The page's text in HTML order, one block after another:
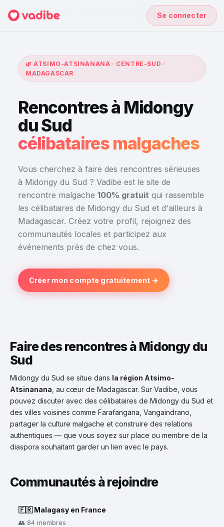
Se connecter
Accueil›Rencontres à Madagascar Midongy du Sud
🌿 ATSIMO-ATSINANANA · CENTRE-SUD ·
MADAGASCAR
Rencontres à Midongy
du Sud
célibataires malgaches
Vous cherchez à faire des rencontres sérieuses
à Midongy du Sud ? Vadibe est le site de
rencontre malgache 100% gratuit qui rassemble
les célibataires de Midongy du Sud et d'ailleurs à
Madagascar. Créez votre profil, rejoignez des
communautés locales et participez aux
événements près de chez vous.
Créer mon compte gratuitement →
Faire des rencontres à Midongy du
Sud
Midongy du Sud se situe dans la région Atsimo-
Atsinanana , au cœur de Madagascar. Sur Vadibe, vous
pouvez discuter avec des célibataires de Midongy du Sud et
des villes voisines comme Farafangana, Vangaindrano,
partager la culture malgache et construire des relations
authentiques — que vous soyez sur place ou membre de la
diaspora souhaitant garder un lien avec le pays.
Communautés à rejoindre
🇫🇷 Malagasy en France
👥 84 membres